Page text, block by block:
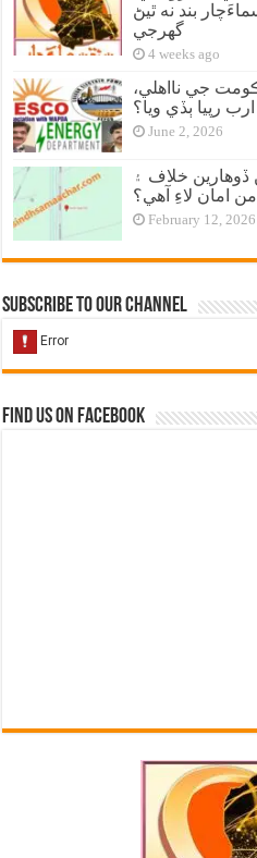
بند نه ٿيڻ
گهرجي
4 weeks ago
جي نااهلي،
June 2, 2026
خلاف ۽
امن امان لاءِ آهي؟
February 12, 2026
Subscribe to our Channel
Find us on Facebook